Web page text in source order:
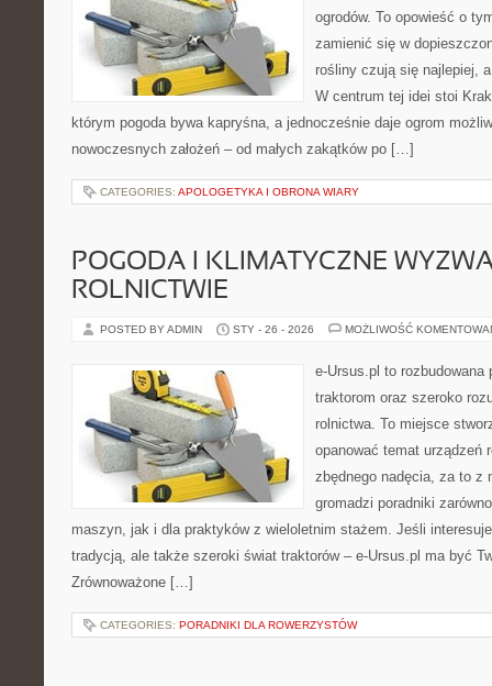
ogrodów. To opowieść o
zamienić się w
rośliny czują się najlepiej,
W centrum tej idei stoi
którym pogoda bywa kapryśna, a jednocześnie daje ogrom
nowoczesnych założeń – od małych zakątków po […]
CATEGORIES: APOLOGETYKA I OBRONA WIARY
POGODA I KLIMATYCZNE
ROLNICTWIE
POSTED BY ADMIN STY - 26 - 2026 MOŻLIWOŚĆ
e-Ursus.pl to rozbudowana
traktorom oraz szeroko
rolnictwa. To miejsce
opanować temat urządzeń
zbędnego nadęcia, za to z
gromadzi poradniki
maszyn, jak i dla praktyków z wieloletnim stażem. Jeśli
tradycją, ale także szeroki świat traktorów – e-Ursus.pl ma być
Zrównoważone […]
CATEGORIES: PORADNIKI DLA ROWERZYSTÓW